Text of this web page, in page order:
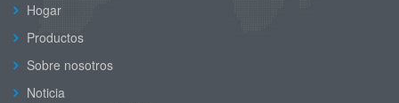
Hogar
Productos
Sobre nosotros
Noticia